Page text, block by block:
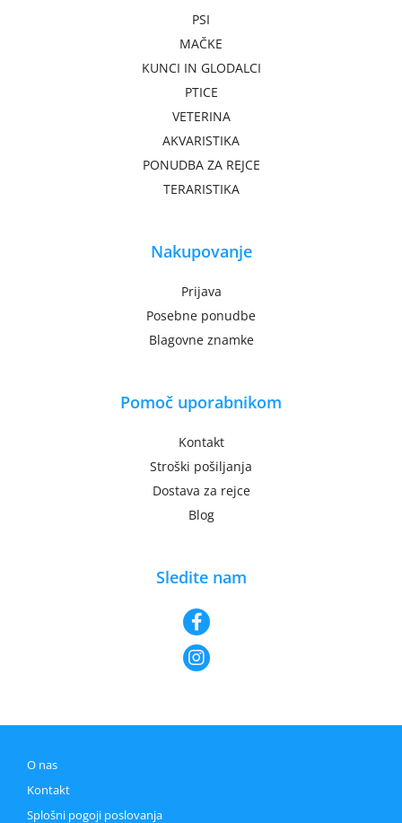
PSI
MAČKE
KUNCI IN GLODALCI
PTICE
VETERINA
AKVARISTIKA
PONUDBA ZA REJCE
TERARISTIKA
Nakupovanje
Prijava
Posebne ponudbe
Blagovne znamke
Pomoč uporabnikom
Kontakt
Stroški pošiljanja
Dostava za rejce
Blog
Sledite nam
O nas
Kontakt
Splošni pogoji poslovanja